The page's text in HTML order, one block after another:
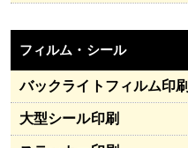
フィルム・シール
バックライトフィルム印刷
大型シール印刷